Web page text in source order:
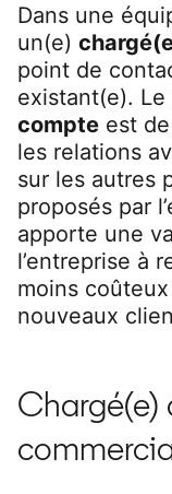
Dans une
un(e)
point de
existant(e). Le
compte est
les relations
sur les autres
proposés par
apporte une
l’entreprise à
moins
nouveaux
Chargé(e)